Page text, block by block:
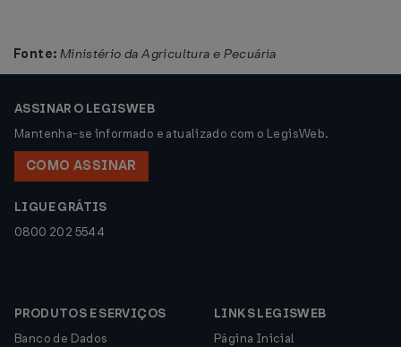
Fonte: Ministério da Agricultura e Pecuária
ASSINAR O LEGISWEB
Mantenha-se informado e atualizado com o LegisWeb.
COMO ASSINAR
LIGUE GRÁTIS
0800 202 5544
PRODUTOS E SERVIÇOS
Banco de Dados
LINKS LEGISWEB
Página Inicial